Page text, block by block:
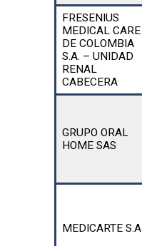
FRESENIUS
MEDICAL CARE
DE COLOMBIA
S.A. – UNIDAD
RENAL
CABECERA
GRUPO ORAL
HOME SAS
MEDICARTE S.A